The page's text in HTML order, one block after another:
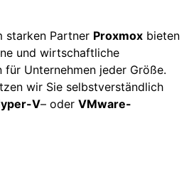
starken Partner Proxmox bieten
und wirtschaftliche
Unternehmen jeder Größe.
wir Sie selbstverständlich
V– oder VMware-